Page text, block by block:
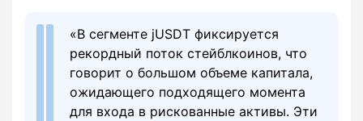
«В сегменте jUSDT фиксируется
рекордный поток стейблкоинов, что
говорит о большом объеме капитала,
ожидающего подходящего момента
для входа в рискованные активы. Эти